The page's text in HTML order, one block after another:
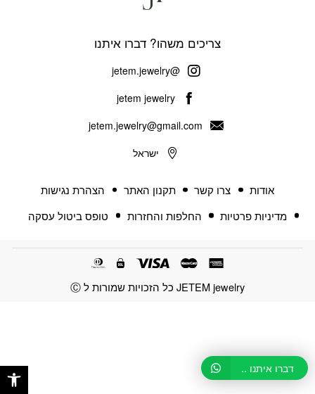
אודות צרו קשר תקנון האתר
הצהרת נגישות
מדיניות פרטיות
החלפות והחזרות טופס ביטול עסקה
צריכים משהו? דברו איתנו
@jetem.jewelry
jetem jewelry
jetem.jewelry@gmail.com
ישראל
JETEM jewelry כל הזכויות שמורות ל Ⓒ
דברו איתנו ..